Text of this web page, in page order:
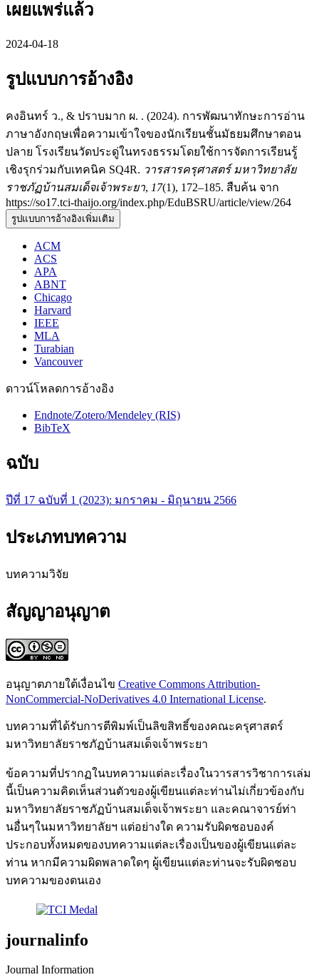
เผยแพร่แล้ว
2024-04-18
รูปแบบการอ้างอิง
คงอินทร์ ว., & ปราบมาก ผ. . (2024). การพัฒนาทักษะการอ่าน
ภาษาอังกฤษเพื่อความเข้าใจของนักเรียนชั้นมัธยมศึกษาตอน
ปลาย โรงเรียนวัดประดู่ในทรงธรรมโดยใช้การจัดการเรียนรู้
เชิงรุกร่วมกับเทคนิค SQ4R. วารสารครุศาสตร์ มหาวิทยาลัย
ราชภัฏบ้านสมเด็จเจ้าพระยา, 17(1), 172–185. สืบค้น จาก
https://so17.tci-thaijo.org/index.php/EduBSRU/article/view/264
รูปแบบการอ้างอิงเพิ่มเติม
ACM
ACS
APA
ABNT
Chicago
Harvard
IEEE
MLA
Turabian
Vancouver
ดาวน์โหลดการอ้างอิง
Endnote/Zotero/Mendeley (RIS)
BibTeX
ฉบับ
ปีที่ 17 ฉบับที่ 1 (2023): มกราคม - มิถุนายน 2566
ประเภทบทความ
บทความวิจัย
สัญญาอนุญาต
อนุญาตภายใต้เงื่อนไข Creative Commons Attribution-
NonCommercial-NoDerivatives 4.0 International License.
บทความที่ได้รับการตีพิมพ์เป็นลิขสิทธิ์ของคณะครุศาสตร์
มหาวิทยาลัยราชภัฏบ้านสมเด็จเจ้าพระยา
ข้อความที่ปรากฏในบทความแต่ละเรื่องในวารสารวิชาการเล่ม
นี้เป็นความคิดเห็นส่วนตัวของผู้เขียนแต่ละท่านไม่เกี่ยวข้องกับ
มหาวิทยาลัยราชภัฏบ้านสมเด็จเจ้าพระยา และคณาจารย์ท่า
นอื่นๆในมหาวิทยาลัยฯ แต่อย่างใด ความรับผิดชอบองค์
ประกอบทั้งหมดของบทความแต่ละเรื่องเป็นของผู้เขียนแต่ละ
ท่าน หากมีความผิดพลาดใดๆ ผู้เขียนแต่ละท่านจะรับผิดชอบ
บทความของตนเอง
journalinfo
Journal Information